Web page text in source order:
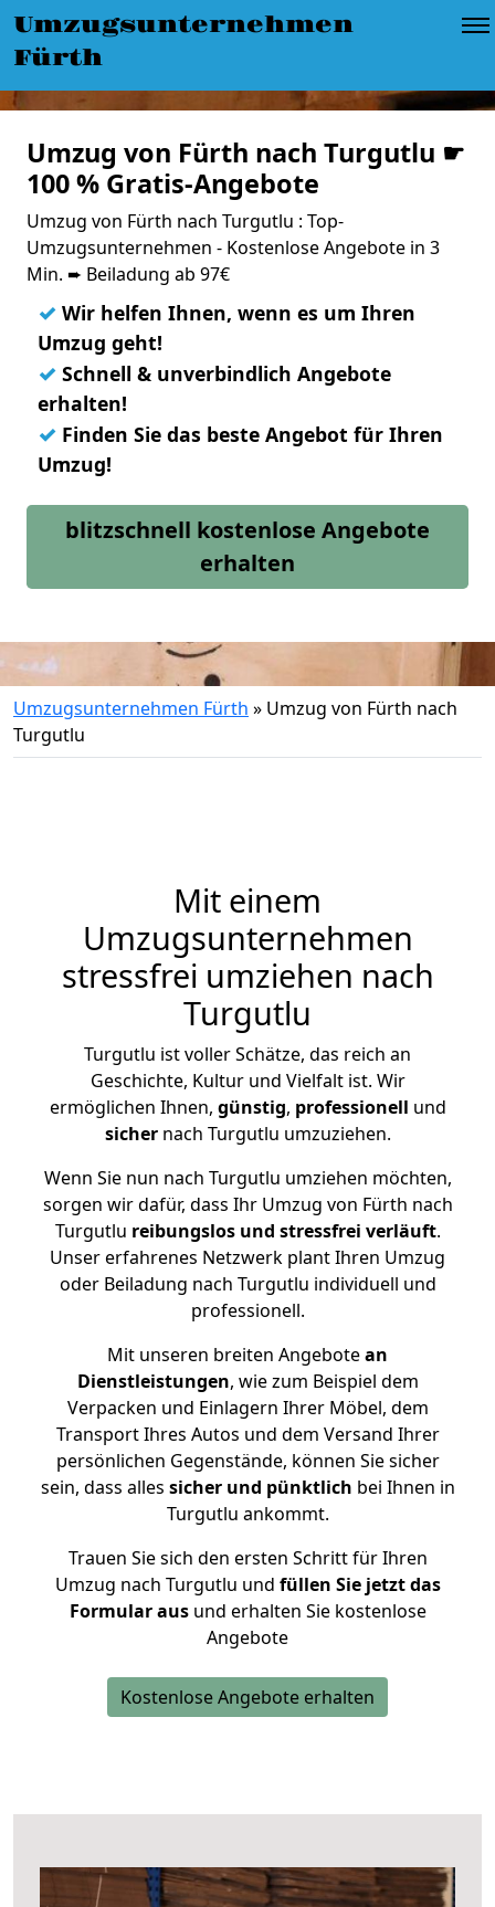
Umzugsunternehmen
Fürth
Umzug von Fürth nach Turgutlu ☛
100 % Gratis-Angebote
Umzug von Fürth nach Turgutlu : Top-
Umzugsunternehmen - Kostenlose Angebote in 3
Min. ➨ Beiladung ab 97€
✓ Wir helfen Ihnen, wenn es um Ihren
Umzug geht!
✓ Schnell & unverbindlich Angebote
erhalten!
✓ Finden Sie das beste Angebot für Ihren
Umzug!
blitzschnell kostenlose Angebote
erhalten
Umzugsunternehmen Fürth » Umzug von Fürth nach
Turgutlu
Mit einem
Umzugsunternehmen
stressfrei umziehen nach
Turgutlu
Turgutlu ist voller Schätze, das reich an
Geschichte, Kultur und Vielfalt ist. Wir
ermöglichen Ihnen, günstig, professionell und
sichernach Turgutlu umzuziehen.
Wenn Sie nun nach Turgutlu umziehen möchten,
sorgen wir dafür, dass Ihr Umzug von Fürth nach
Turgutlu reibungslos und stressfrei verläuft.
Unser erfahrenes Netzwerk plant Ihren Umzug
oder Beiladung nach Turgutlu individuell und
professionell.
Mit unseren breiten Angebotean
Dienstleistungen, wie zum Beispiel dem
Verpacken und Einlagern Ihrer Möbel, dem
Transport Ihres Autos und dem Versand Ihrer
persönlichen Gegenstände, können Sie sicher
sein, dass alles sicher und pünktlich bei Ihnen in
Turgutlu ankommt.
Trauen Sie sich den ersten Schritt für Ihren
Umzug nach Turgutlu und füllen Sie jetzt das
Formular ausund erhalten Sie kostenlose
Angebote
Kostenlose Angebote erhalten